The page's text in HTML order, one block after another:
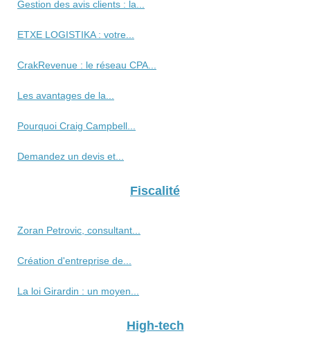
Gestion des avis clients : la...
ETXE LOGISTIKA : votre...
CrakRevenue : le réseau CPA...
Les avantages de la...
Pourquoi Craig Campbell...
Demandez un devis et...
Fiscalité
Zoran Petrovic, consultant...
Création d'entreprise de...
La loi Girardin : un moyen...
High-tech